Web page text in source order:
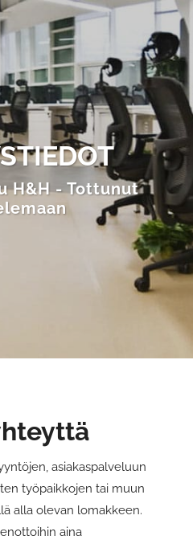
H&H - Tottunut
asiakaspalveluun
työpaikkojen tai muun
alla olevan lomakkeen.
aina